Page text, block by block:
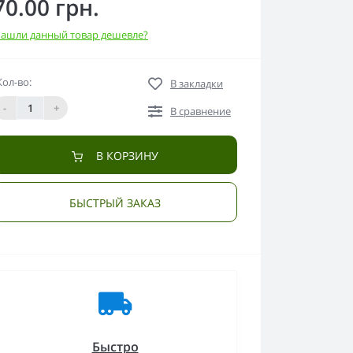
грн.
данный товар дешевле?
во:
-
+
В закладки
В сравнение
В КОРЗИНУ
БЫСТРЫЙ ЗАКАЗ
Быстро